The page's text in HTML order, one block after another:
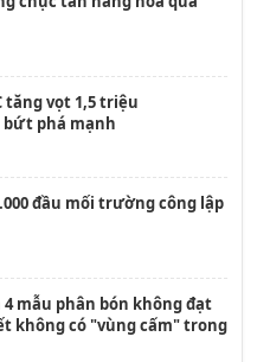
tăng vọt 1,5 triệu
phá mạnh
đầu mối trường công lập
mẫu phân bón không đạt
không có "vùng cấm" trong